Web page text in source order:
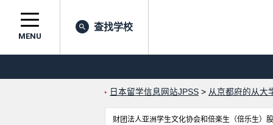
MENU
查找学校
日本留学信息网站JPSS > 从京都府的从大
财团法人亚洲学生文化协会和倍楽生（倍乐生）